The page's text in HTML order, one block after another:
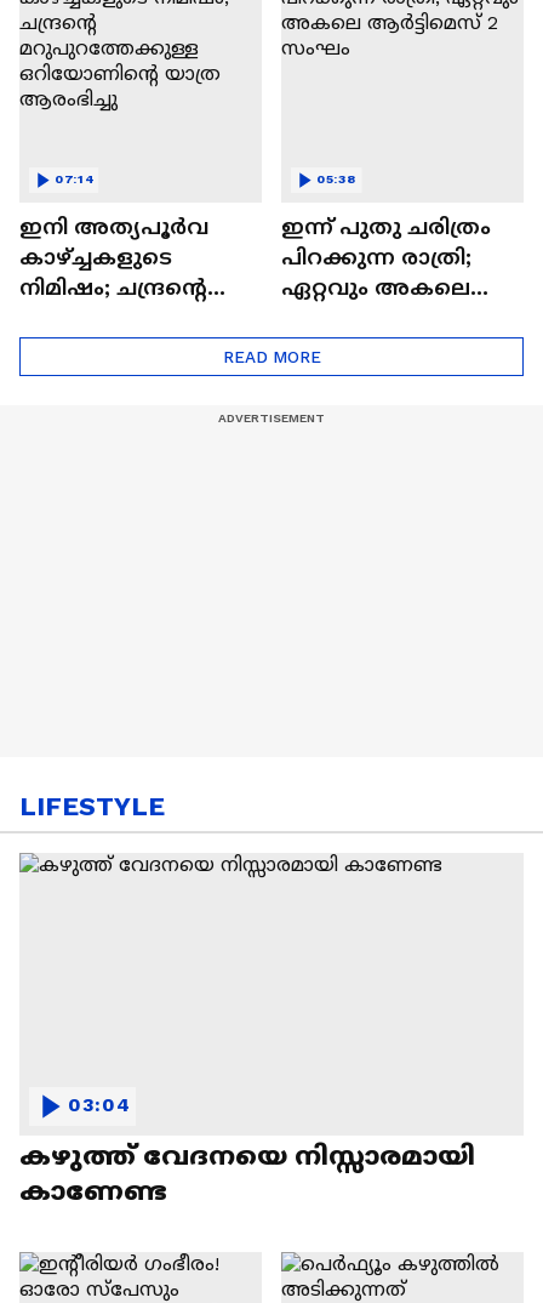
ഇനി അത്യപൂര്‍വ
കാഴ്ച്ചകളുടെ
നിമിഷം; ചന്ദ്രന്റെ
ഒറിയോണിന്റെ യാത്ര
ആരംഭിച്ചു
07:14
ഇന്ന് പുതു ചരിത്രം
പിറക്കുന്ന രാത്രി;
ഏറ്റവും അകലെ
05:38
READ MORE
LIFESTYLE
കഴുത്ത് വേദനയെ നിസ്സാരമായി
കാണേണ്ട
03:04